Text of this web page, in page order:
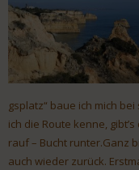
gsplatz“ baue ich mich
ich die Route kenne,
rauf – Bucht runter.Ganz
auch wieder zurück.